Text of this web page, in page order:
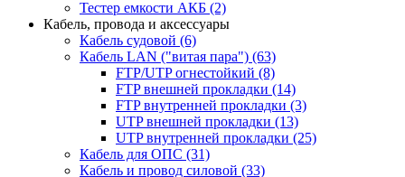
Тестер емкости АКБ (2)
Кабель, провода и аксессуары
Кабель судовой (6)
Кабель LAN ("витая пара") (63)
FTP/UTP огнестойкий (8)
FTP внешней прокладки (14)
FTP внутренней прокладки (3)
UTP внешней прокладки (13)
UTP внутренней прокладки (25)
Кабель для ОПС (31)
Кабель и провод силовой (33)